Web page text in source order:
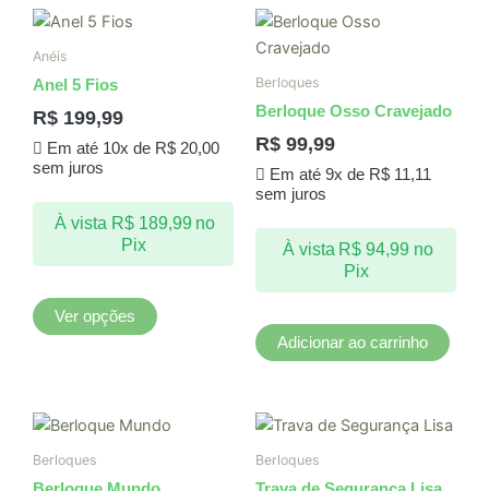
Anéis
Anel 5 Fios
R$ 199,99
Em até 10x de R$20,00
sem juros
À vista R$189,99 no
Pix
Ver opções
As
podem
ser
página
Berloques
Berloque Osso Cravejado
R$ 99,99
Em até 9x de R$11,11
sem juros
À vista R$ 94,99 no
Pix
Adicionar ao carrinho
Berloques Berloques